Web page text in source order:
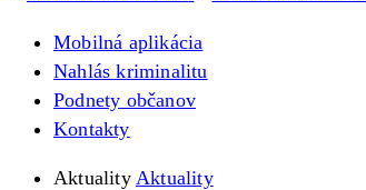
Mobilná aplikácia
Nahlás kriminalitu
Podnety občanov
Kontakty
Aktuality Aktuality